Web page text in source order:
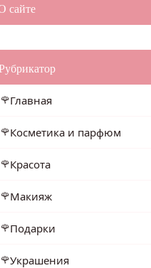
сайте
Главная
Косметика и парфюм
Красота
Макияж
Подарки
Украшения